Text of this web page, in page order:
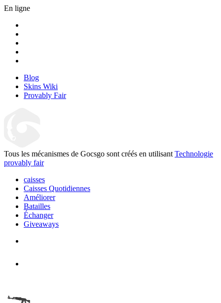
En ligne
Blog
Skins Wiki
Provably Fair
Tous les mécanismes de Gocsgo sont créés en utilisant Technologie
provably fair
caisses
Caisses Quotidiennes
Améliorer
Batailles
Échanger
Giveaways